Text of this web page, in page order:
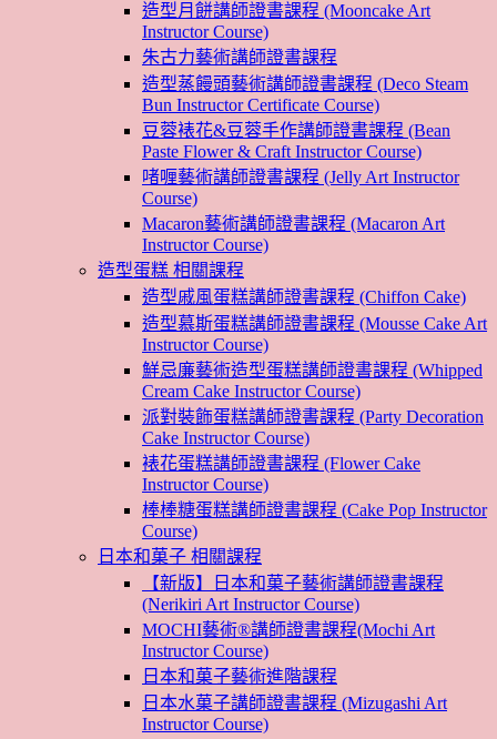
造型月餅講師證書課程 (Mooncake Art
Instructor Course)
朱古力藝術講師證書課程
造型蒸饅頭藝術講師證書課程 (Deco Steam
Bun Instructor Certificate Course)
豆蓉裱花&豆蓉手作講師證書課程 (Bean
Paste Flower & Craft Instructor Course)
啫喱藝術講師證書課程 (Jelly Art Instructor
Course)
Macaron藝術講師證書課程 (Macaron Art
Instructor Course)
造型蛋糕 相關課程
造型戚風蛋糕講師證書課程 (Chiffon Cake)
造型慕斯蛋糕講師證書課程 (Mousse Cake Art
Instructor Course)
鮮忌廉藝術造型蛋糕講師證書課程 (Whipped
Cream Cake Instructor Course)
派對裝飾蛋糕講師證書課程 (Party Decoration
Cake Instructor Course)
裱花蛋糕講師證書課程 (Flower Cake
Instructor Course)
棒棒糖蛋糕講師證書課程 (Cake Pop Instructor
Course)
日本和菓子 相關課程
【新版】日本和菓子藝術講師證書課程
(Nerikiri Art Instructor Course)
MOCHI藝術®講師證書課程(Mochi Art
Instructor Course)
日本和菓子藝術進階課程
日本水菓子講師證書課程 (Mizugashi Art
Instructor Course)